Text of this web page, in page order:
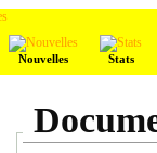
Nouvelles Stats